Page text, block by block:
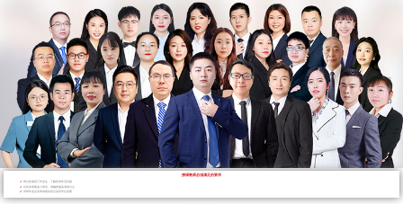
授课教师必须满足的要求
带过多届高三毕业生，了解高考常见问题
对高考考纲深入研究，准确把握高考得分点
所带毕业生高考成绩优异且深受学生喜爱